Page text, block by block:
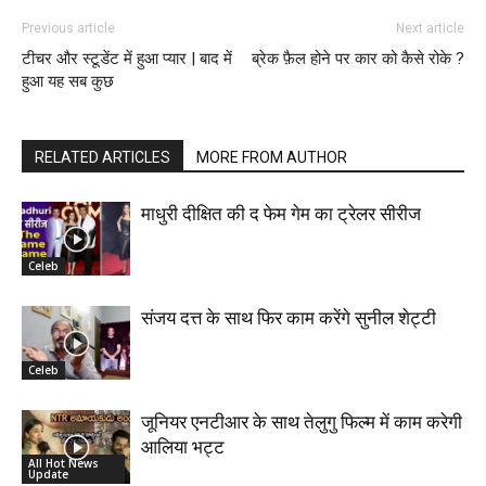
Previous article
टीचर और स्टूडेंट में हुआ प्यार | बाद में
हुआ यह सब कुछ
Next article
ब्रेक फ़ैल होने पर कार को कैसे रोके ?
RELATED ARTICLES MORE FROM AUTHOR
Celeb
माधुरी दीक्षित की द फेम गेम का ट्रेलर सीरीज
Celeb
संजय दत्त के साथ फिर काम करेंगे सुनील शेट्टी
All Hot News
Update
जूनियर एनटीआर के साथ तेलुगु फिल्म में काम करेगी
आलिया भट्ट